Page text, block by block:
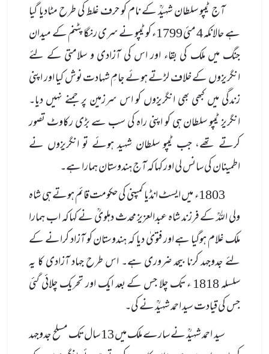
آج ٹیپو سلطان شہیدؒ کے نام کو حرف غلط کی طرح مٹادیا گیا
ہے حالانکہ 4 مئی 1799ء کو ٹیپو نے سری رنگا پٹنم کے میدان
جنگ میں ملک کی بقاء اور اس کی آزادی و سلامتی کے لئے
انگریزوں کے خلاف لڑتے ہوئے جامِ شہادت نوش کیا اور اپنی
زندگی میں کبھی بھی انگریزوں کو اس سرزمین پر جمنے نہیں دیا۔
انگریز ٹیپو سلطان ہی کو اپنی راہ کی سب سے بڑی رکاوٹ تصور
کرتے تھے، جب ٹیپو سلطان شہید ہوئے تو انگریزوں نے
اطمینان کی سانس لی اور کہاکہ آج ہندوستان ہمارا ہے۔
1803ء میں ایسٹ انڈیا کمپنی کی حکومت قائم ہوتے ہی شاہ
ولی اللہؒ کے فرزند شاہ عبدالعزیز محدث دہلویؒ نے کہاکہ اب ہمارا
ملک غلام ہوگیا ہے اور فتویٰ دیا کہ ہندوستان کو آزاد کرانے کے
لئے جدوجہد کرنا بیحد ضروری ہے۔ اس طرح جہاد آزادی کا یہ
سلسلہ 1818 ء تک چلا جس کے بعد ایک اور تحریک چلائی گئی
جس کی قیادت سید احمد شہیدؒ نے کی۔
سید احمد شہیدؒ نے سارے ملک میں 13 سال تک مسلح جدوجہد